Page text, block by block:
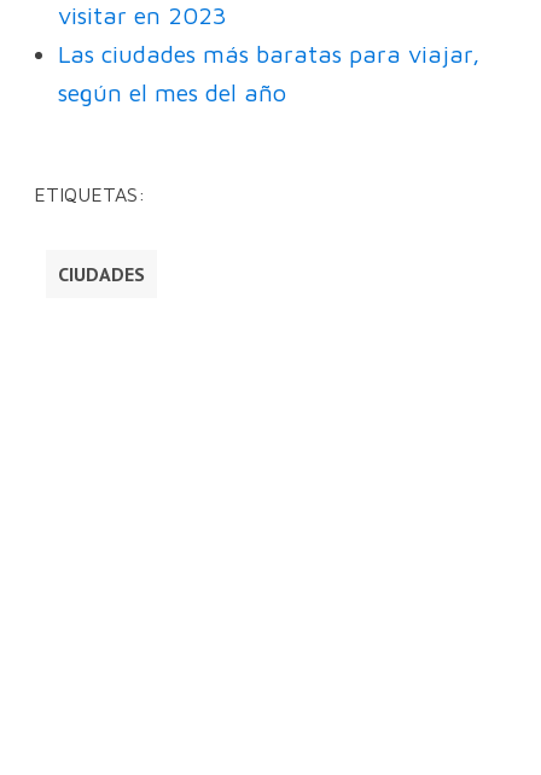
visitar en 2023
Las ciudades más baratas para viajar,
según el mes del año
ETIQUETAS:
CIUDADES